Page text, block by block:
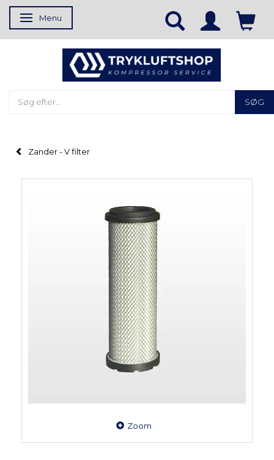
Skifte navigation
Menu
SØG
Zander - V filter
Zoom